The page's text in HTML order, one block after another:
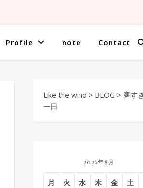
Profile note Contact
Like the wind > BLOG > 寒す
一日
2026年8月
月 火 水 木 金 土